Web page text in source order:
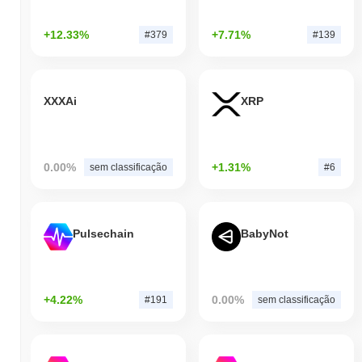
+12.33% #379 +7.71% #139
XXXAi
0.00% sem classificação
XRP
+1.31% #6
Pulsechain
+4.22% #191
BabyNot
0.00% sem classificação